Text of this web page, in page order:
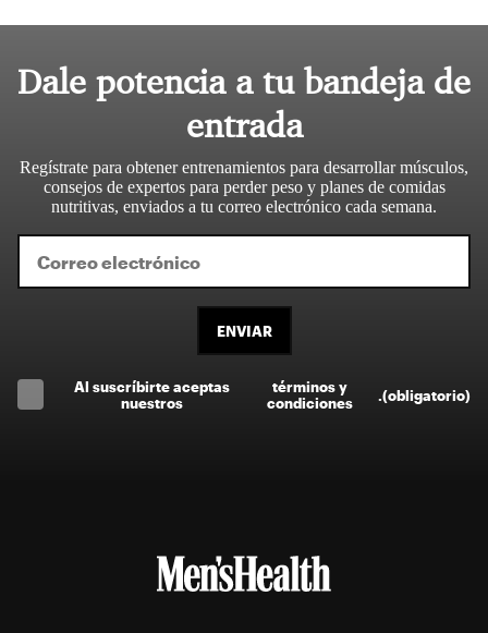
Dale potencia a tu bandeja de
entrada
Regístrate para obtener entrenamientos para desarrollar músculos,
consejos de expertos para perder peso y planes de comidas
nutritivas, enviados a tu correo electrónico cada semana.
ENVIAR
Al suscríbirte aceptas
nuestros
términos y
condiciones
(obligatorio)